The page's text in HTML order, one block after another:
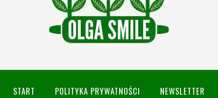
START POLITYKA PRYWATNOŚCI
NEWSLETTER